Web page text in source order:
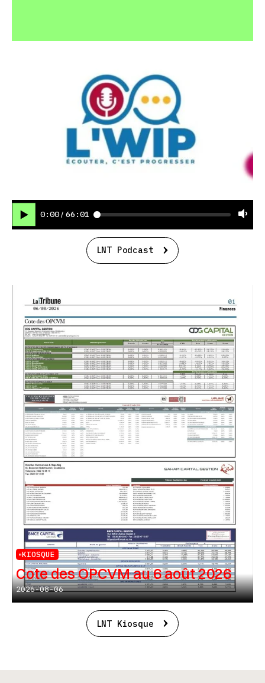
0:00 / 66:01
LNT Podcast
KIOSQUE
Cote des OPCVM au 6 août 2026
2026-08-06
LNT Kiosque